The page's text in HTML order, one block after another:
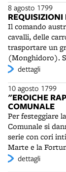
tenere
Imperiali. Alla
applausi per il
cattedrale di
con la
popolo”. E'
città e si tiene
giorni
città di una
austriaco
repubblicani e
forte legame per
amatrice”
1856). Per
la posizione in
ormai affermata
suo reddito,
come
Bologna (i
avrà
8 agosto 1799
REQUISIZIONI
Il comando
cavalli, delle
trasportare un
(Monghidoro).
dettagli
10 agosto 1799
"EROICHE
COMUNALE
Per festeggiare
Comunale si
serie con cori
Marte e la
Trento su
dettagli